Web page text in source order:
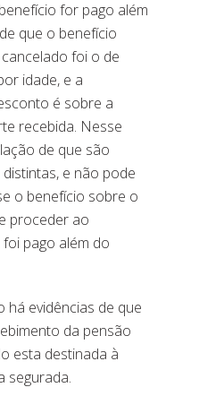
for pago além
que o benefício
foi o de
idade, e a
é sobre a
recebida. Nesse
de que são
e não pode
o benefício sobre o
proceder ao
pago além do
há evidências de que
da pensão
esta destinada à
segurada.